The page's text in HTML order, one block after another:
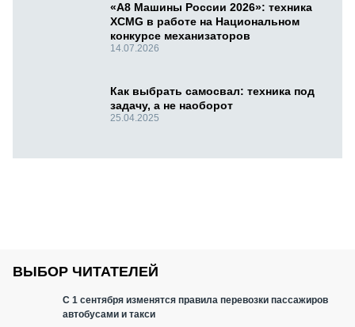
«А8 Машины России 2026»: техника
XCMG в работе на Национальном
конкурсе механизаторов
14.07.2026
Как выбрать самосвал: техника под
задачу, а не наоборот
25.04.2025
ВЫБОР ЧИТАТЕЛЕЙ
С 1 сентября изменятся правила перевозки пассажиров
автобусами и такси